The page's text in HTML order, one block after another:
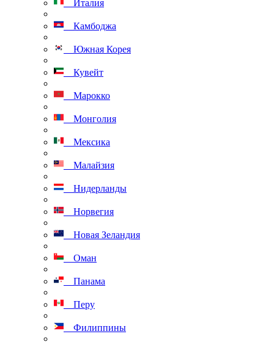
Италия
Камбоджа
Южная Корея
Кувейт
Марокко
Монголия
Мексика
Малайзия
Нидерланды
Норвегия
Новая Зеландия
Оман
Панама
Перу
Филиппины